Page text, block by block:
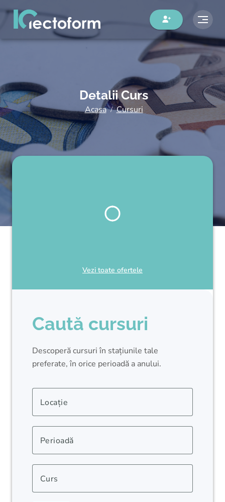
Detalii Curs
Acasa Cursuri
Vezi toate ofertele
Caută cursuri
Descoperă cursuri în stațiunile tale
preferate, în orice perioadă a anului.
Locație
Perioadă
Curs